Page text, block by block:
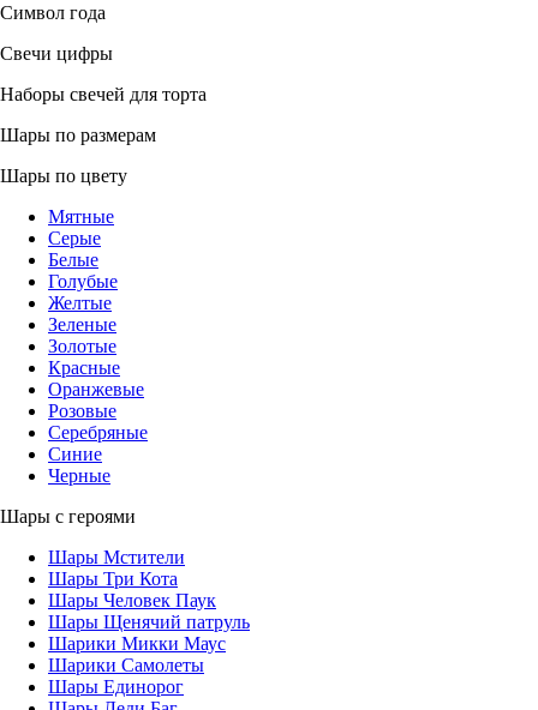
Символ года
Свечи цифры
Наборы свечей для торта
Шары по размерам
Шары по цвету
Мятные
Серые
Белые
Голубые
Желтые
Зеленые
Золотые
Красные
Оранжевые
Розовые
Серебряные
Синие
Черные
Шары с героями
Шары Мстители
Шары Три Кота
Шары Человек Паук
Шары Щенячий патруль
Шарики Микки Маус
Шарики Самолеты
Шары Единорог